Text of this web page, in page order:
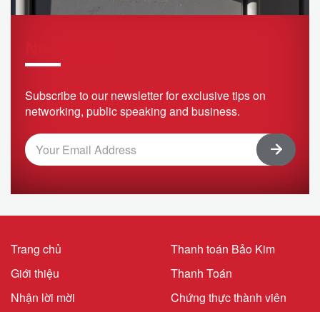
Subscribe to our newsletter for exclusive tips on
networking, public speaking and business.
Trang chủ
Giới thiệu
Nhận lời mời
Thanh toán Bảo Kim
Thanh Toán
Chứng thực thành viên